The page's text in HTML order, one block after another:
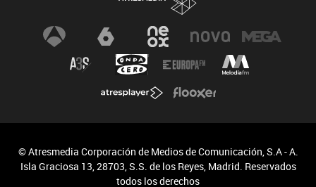
© Atresmedia Corporación de Medios de Comunicación, S.A - A.
Isla Graciosa 13, 28703, S.S. de los Reyes, Madrid. Reservados
todos los derechos